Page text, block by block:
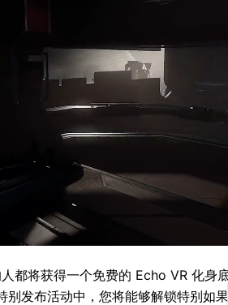
都将获得一个免费的 Echo VR 化
别发布活动中，您将能够解锁特别如